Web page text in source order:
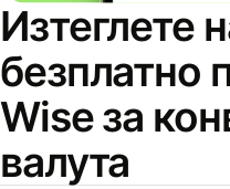
Изтеглете
безплатно
Wise за
валута